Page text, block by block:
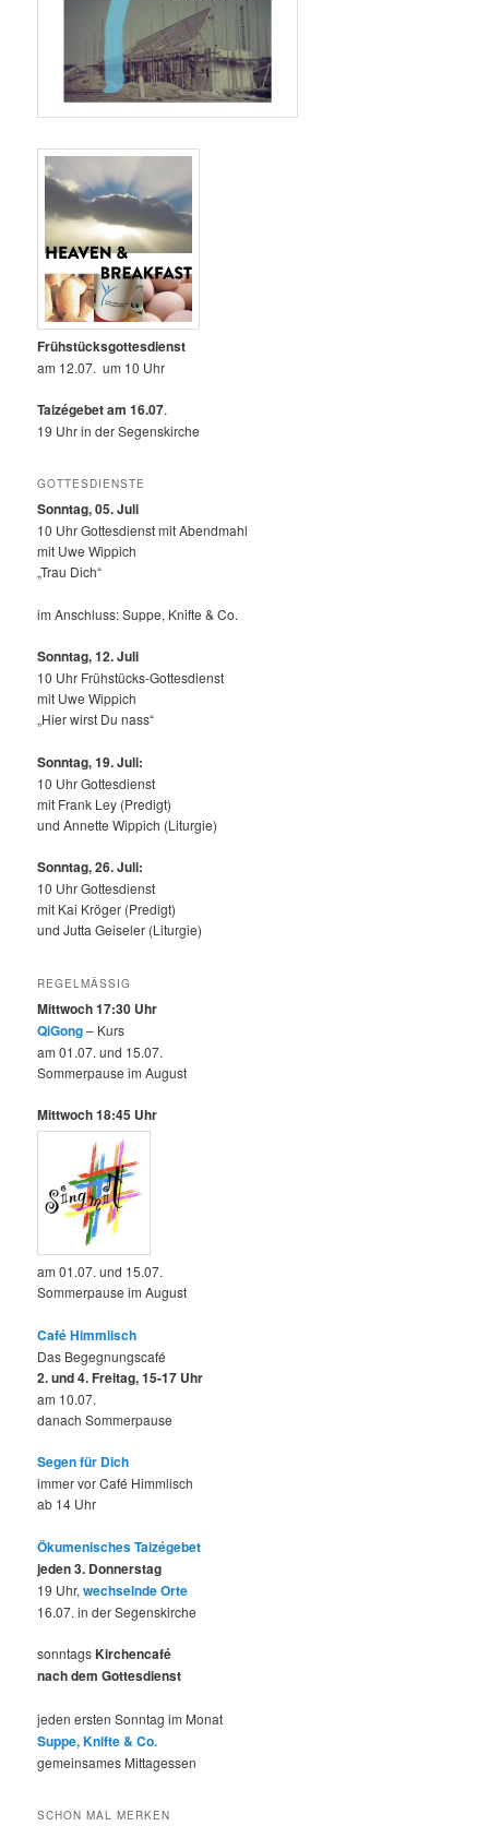
Frühstücksgottesdienst
am 12.07. um 10 Uhr
Taizégebet am 16.07.
19 Uhr in der Segenskirche
GOTTESDIENSTE
Sonntag, 05. Juli
10 Uhr Gottesdienst mit Abendmahl
mit Uwe Wippich
„Trau Dich“
im Anschluss: Suppe, Knifte & Co.
Sonntag, 12.Juli
10 Uhr Frühstücks-Gottesdienst
mit Uwe Wippich
„Hier wirst Du nass“
Sonntag, 19. Juli:
10 Uhr Gottesdienst
mit Frank Ley (Predigt)
und Annette Wippich (Liturgie)
Sonntag, 26. Juli:
10 Uhr Gottesdienst
mit Kai Kröger (Predigt)
und Jutta Geiseler (Liturgie)
REGELMÄSSIG
Mittwoch 17:30 Uhr
QiGong– Kurs
am 01.07. und 15.07.
Sommerpause im August
Mittwoch 18:45 Uhr
am 01.07. und 15.07.
Sommerpause im August
Café Himmlisch
Das Begegnungscafé
2. und 4. Freitag, 15-17 Uhr
am 10.07.
danach Sommerpause
Segen für Dich
immer vor Café Himmlisch
ab 14 Uhr
Ökumenisches Taizégebet
jeden 3. Donnerstag
19 Uhr,wechselnde Orte
16.07. in der Segenskirche
sonntagsKirchencafé
nach dem Gottesdienst
jeden ersten Sonntag im Monat
Suppe, Knifte & Co.
gemeinsames Mittagessen
SCHON MAL MERKEN